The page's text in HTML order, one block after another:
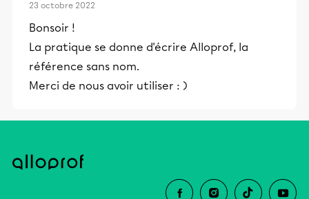
23 octobre 2022
Bonsoir !
La pratique se donne d'écrire Alloprof, la
référence sans nom.
Merci de nous avoir utiliser : )